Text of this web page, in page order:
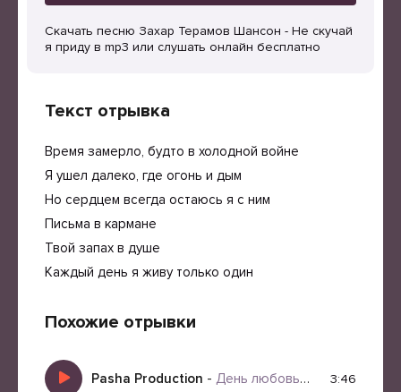
Скачать песню Захар Терамов Шансон - Не скучай
я приду в mp3 или слушать онлайн бесплатно
Текст отрывка
Время замерло, будто в холодной войне
Я ушел далеко, где огонь и дым
Но сердцем всегда остаюсь я с ним
Письма в кармане
Твой запах в душе
Каждый день я живу только один
Похожие отрывки
Pasha Production - День любовь День Яд 3:46